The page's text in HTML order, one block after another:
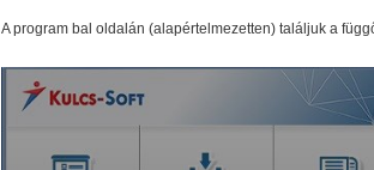
A program bal oldalán (alapértelmezetten) találjuk a